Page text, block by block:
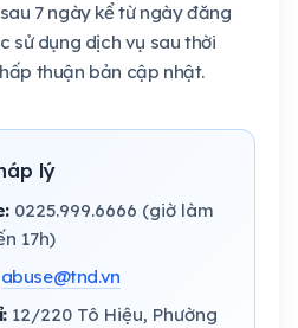
7 ngày kể từ ngày đăng
sử dụng dịch vụ sau thời
thuận bản cập nhật.
lý
0225.999.6666 (giờ làm
17h)
abuse@tnd.vn
12/220 Tô Hiệu, Phường